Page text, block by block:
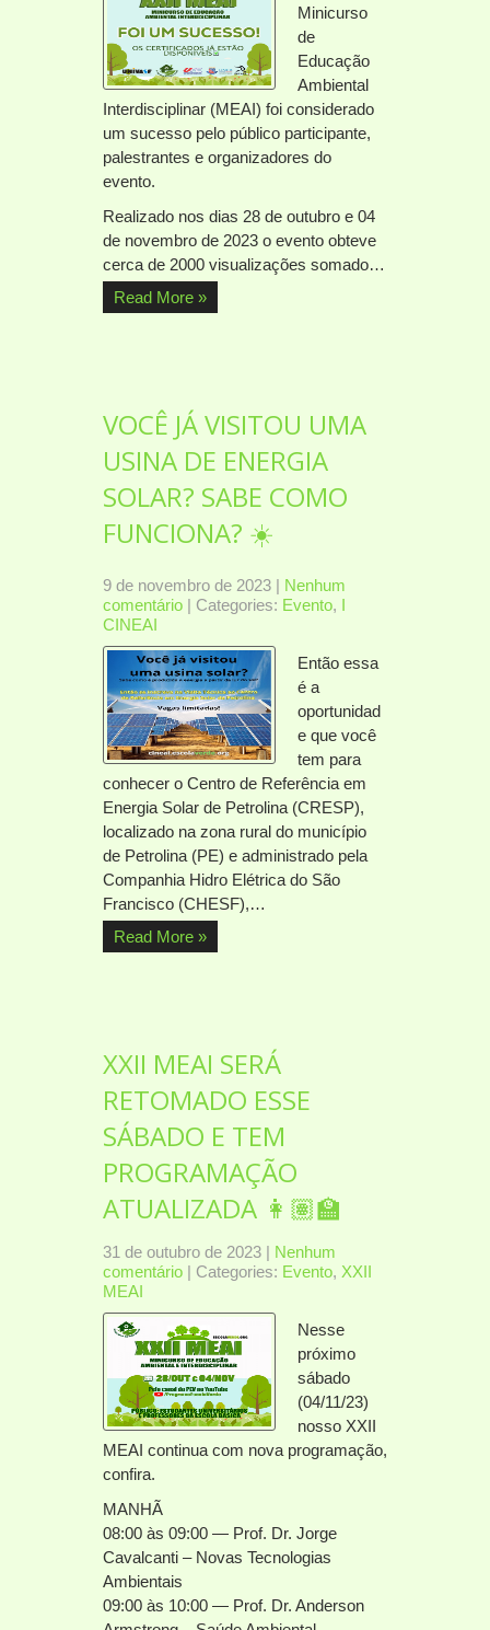
Minicurso
de
Educação
Ambiental
Interdisciplinar (MEAI) foi considerado
um sucesso pelo público participante,
palestrantes e organizadores do
evento.
Realizado nos dias 28 de outubro e 04
de novembro de 2023 o evento obteve
cerca de 2000 visualizações somado…
Read More »
VOCÊ JÁ VISITOU UMA
USINA DE ENERGIA
SOLAR? SABE COMO
FUNCIONA? ☀️
9 de novembro de 2023 | Nenhum
comentário | Categories: Evento, I
CINEAI
Então essa
é a
oportunidad
e que você
tem para
conhecer o Centro de Referência em
Energia Solar de Petrolina (CRESP),
localizado na zona rural do município
de Petrolina (PE) e administrado pela
Companhia Hidro Elétrica do São
Francisco (CHESF),…
Read More »
XXII MEAI SERÁ
RETOMADO ESSE
SÁBADO E TEM
PROGRAMAÇÃO
ATUALIZADA 👩🏽‍🏫
31 de outubro de 2023 | Nenhum
comentário | Categories: Evento, XXII
MEAI
Nesse
próximo
sábado
(04/11/23)
nosso XXII
MEAI continua com nova programação,
confira.
MANHÃ
08:00 às 09:00 — Prof. Dr. Jorge
Cavalcanti – Novas Tecnologias
Ambientais
09:00 às 10:00 — Prof. Dr. Anderson